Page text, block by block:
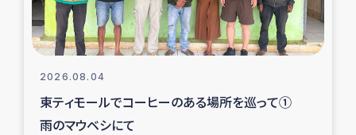
民際教育事業
ガザ人道支援
2026.08.04
東ティモールでコーヒーのある場所を巡って①
雨のマウベシにて